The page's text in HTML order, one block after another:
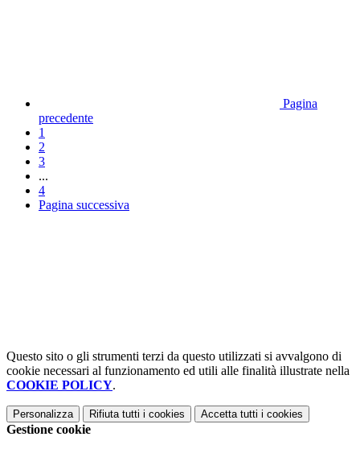
Pagina
precedente
1
2
3
...
4
Pagina successiva
Questo sito o gli strumenti terzi da questo utilizzati si avvalgono di
cookie necessari al funzionamento ed utili alle finalità illustrate nella
COOKIE POLICY.
Personalizza Rifiuta tutti i cookies Accetta tutti i cookies
Gestione cookie